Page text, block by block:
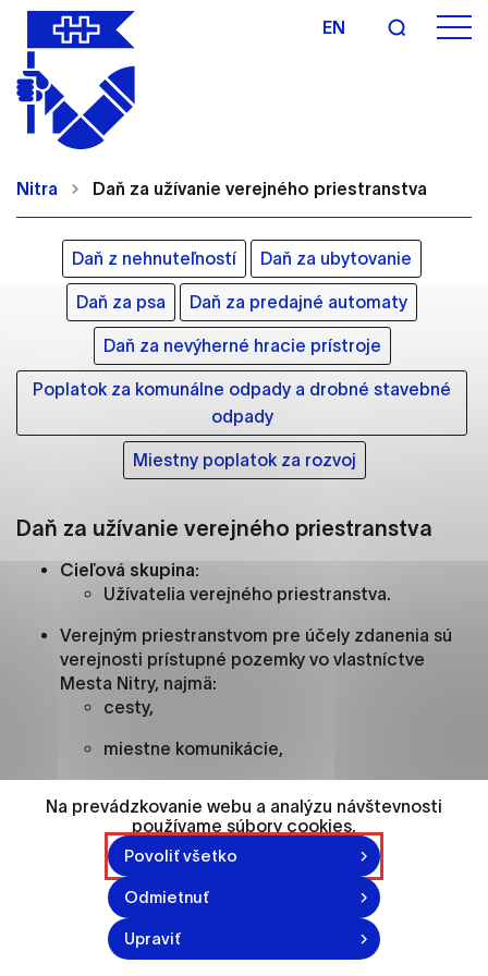
EN
Nitra Daň za užívanie verejného priestranstva
Daň z nehnuteľností Daň za ubytovanie
Daň za psa Daň za predajné automaty
Daň za nevýherné hracie prístroje
Poplatok za komunálne odpady a drobné stavebné
odpady
Miestny poplatok za rozvoj
Daň za užívanie verejného priestranstva
Cieľová skupina:
Užívatelia verejného priestranstva.
Verejným priestranstvom pre účely zdanenia sú
verejnosti prístupné pozemky vo vlastníctve
Mesta Nitry, najmä:
cesty,
miestne komunikácie,
námestia,
verejná zeleň a vnútro blokové pozemky na
všetkých uliciach v Nitre.
Osobitným užívaním verejného priestranstva sa
rozumie:
Na prevádzkovanie webu a analýzu návštevnosti
používame súbory cookies.
Povoliť všetko
Odmietnuť
Upraviť
Nastavenie cookies
stránky môžu ukladať informácie o vašej aktivite a
preferenciách. Používajú sa napríklad k tomu, aby
si webový prehliadač zapamätoval Vaše
prihlásenie alebo aby sa uložila Vaša voľba v tomto
Vyberte úroveň cookies, ktorú chcete povoliť
Technické cookies
Technické súbory cookie sú pre prevádzku
nevyhnutné a pomáhajú urobiť webové stránky
uplatniteľnými tým, že umožňujú základné funkcie,
zabezpečeným oblastiam webovej stránky. Bez
týchto súborov cookie nemôže web správne
fungovať.
Analytické cookies pomáhajú prevádzkovateľovi
stránok pochopiť, ako návštevníci stránok stránku
používajú, aby mohol stránky optimalizovať a
zbierajú anonymne a nie je možné ich spojiť s
konkrétnou osobou.
Označiť všetko
Uložiť nastavenia
Viac informácií